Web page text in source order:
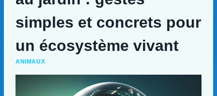
simples et concrets pour
un écosystème vivant
ANIMAUX